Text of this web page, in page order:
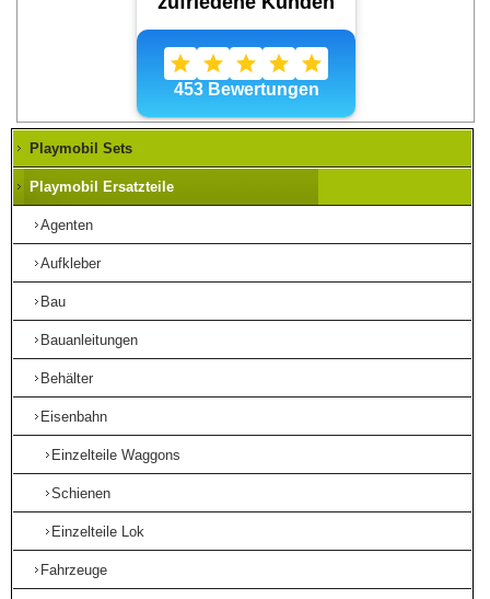
Playmobil Sets
Playmobil Ersatzteile
Agenten
Aufkleber
Bau
Bauanleitungen
Behälter
Eisenbahn
Einzelteile Waggons
Schienen
Einzelteile Lok
Fahrzeuge